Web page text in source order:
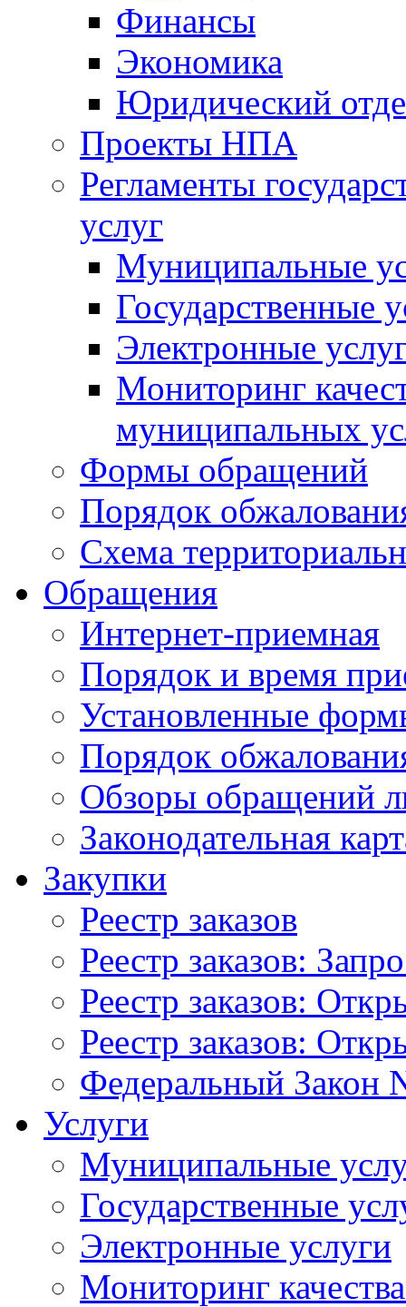
Финансы
Экономика
Юридический
Проекты НПА
Регламенты
услуг
Муниципальные
Государственные
Электронные
Мониторинг
муниципальных
Формы обращений
Порядок
Схема
Обращения
Интернет-приемная
Порядок и время
Установленные
Порядок
Обзоры обращений
Законодательная
Закупки
Реестр заказов
Реестр заказов:
Реестр заказов:
Реестр заказов:
Федеральный Закон
Услуги
Муниципальные
Государственные
Электронные услуги
Мониторинг